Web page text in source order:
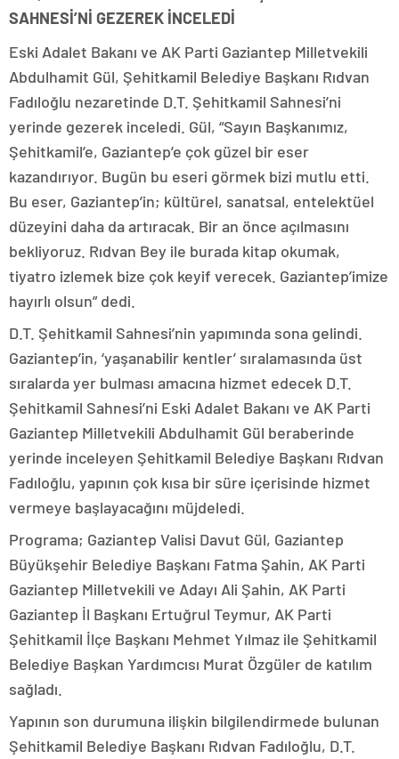
SAHNESİ’Nİ GEZEREK İNCELEDİ
Eski Adalet Bakanı ve AK Parti Gaziantep Milletvekili
Abdulhamit Gül, Şehitkamil Belediye Başkanı Rıdvan
Fadıloğlu nezaretinde D.T. Şehitkamil Sahnesi’ni
yerinde gezerek inceledi. Gül, “Sayın Başkanımız,
Şehitkamil’e, Gaziantep’e çok güzel bir eser
kazandırıyor. Bugün bu eseri görmek bizi mutlu etti.
Bu eser, Gaziantep’in; kültürel, sanatsal, entelektüel
düzeyini daha da artıracak. Bir an önce açılmasını
bekliyoruz. Rıdvan Bey ile burada kitap okumak,
tiyatro izlemek bize çok keyif verecek. Gaziantep’imize
hayırlı olsun” dedi.
D.T. Şehitkamil Sahnesi’nin yapımında sona gelindi.
Gaziantep’in, ‘yaşanabilir kentler’ sıralamasında üst
sıralarda yer bulması amacına hizmet edecek D.T.
Şehitkamil Sahnesi’ni Eski Adalet Bakanı ve AK Parti
Gaziantep Milletvekili Abdulhamit Gül beraberinde
yerinde inceleyen Şehitkamil Belediye Başkanı Rıdvan
Fadıloğlu, yapının çok kısa bir süre içerisinde hizmet
vermeye başlayacağını müjdeledi.
Programa; Gaziantep Valisi Davut Gül, Gaziantep
Büyükşehir Belediye Başkanı Fatma Şahin, AK Parti
Gaziantep Milletvekili ve Adayı Ali Şahin, AK Parti
Gaziantep İl Başkanı Ertuğrul Teymur, AK Parti
Şehitkamil İlçe Başkanı Mehmet Yılmaz ile Şehitkamil
Belediye Başkan Yardımcısı Murat Özgüler de katılım
sağladı.
Yapının son durumuna ilişkin bilgilendirmede bulunan
Şehitkamil Belediye Başkanı Rıdvan Fadıloğlu, D.T.